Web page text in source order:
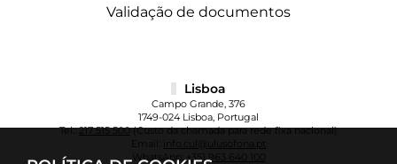
Validação de documentos
Lisboa
Campo Grande, 376
1749-024 Lisboa, Portugal
Tel.:217 515 500(Custo da chamada para rede fixa nacional)
info.cul@ulusofona.pt
WhatsApp:+351 963 640 100